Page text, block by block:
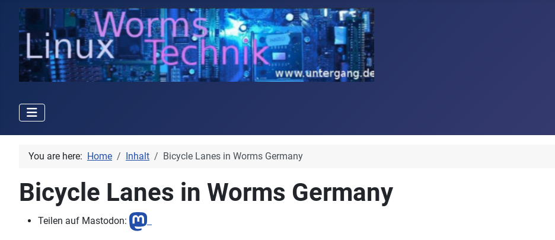
You are here: Home Inhalt Bicycle Lanes in Worms Germany
Bicycle Lanes in Worms Germany
Teilen auf Mastodon: